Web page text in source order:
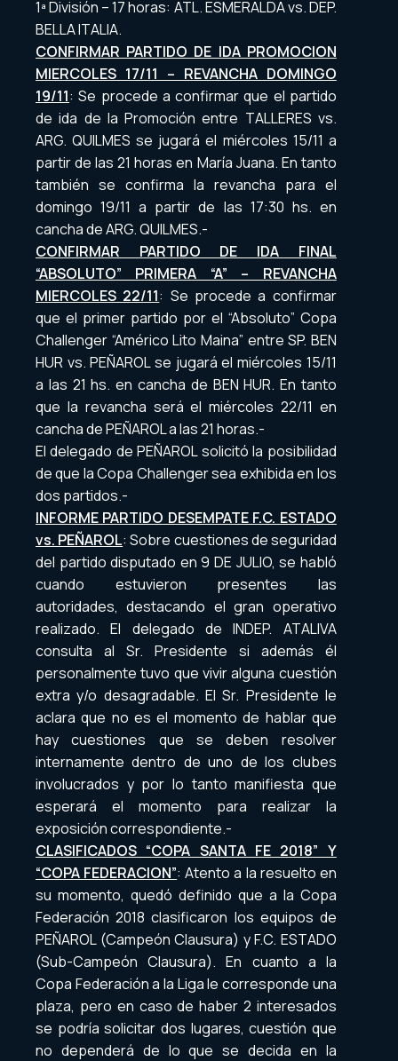
1ª División – 17 horas: ATL. ESMERALDA vs. DEP.
BELLA ITALIA.
CONFIRMAR PARTIDO DE IDA PROMOCION
MIERCOLES 17/11 – REVANCHA DOMINGO
19/11: Se procede a confirmar que el partido
de ida de la Promoción entre TALLERES vs.
ARG. QUILMES se jugará el miércoles 15/11 a
partir de las 21 horas en María Juana. En tanto
también se confirma la revancha para el
domingo 19/11 a partir de las 17:30 hs. en
cancha de ARG. QUILMES.-
CONFIRMAR PARTIDO DE IDA FINAL
“ABSOLUTO” PRIMERA “A” – REVANCHA
MIERCOLES 22/11: Se procede a confirmar
que el primer partido por el “Absoluto” Copa
Challenger “Américo Lito Maina” entre SP. BEN
HUR vs. PEÑAROL se jugará el miércoles 15/11
a las 21 hs. en cancha de BEN HUR. En tanto
que la revancha será el miércoles 22/11 en
cancha de PEÑAROL a las 21 horas.-
El delegado de PEÑAROL solicitó la posibilidad
de que la Copa Challenger sea exhibida en los
dos partidos.-
INFORME PARTIDO DESEMPATE F.C. ESTADO
vs. PEÑAROL: Sobre cuestiones de seguridad
del partido disputado en 9 DE JULIO, se habló
cuando estuvieron presentes las
autoridades, destacando el gran operativo
realizado. El delegado de INDEP. ATALIVA
consulta al Sr. Presidente si además él
personalmente tuvo que vivir alguna cuestión
extra y/o desagradable. El Sr. Presidente le
aclara que no es el momento de hablar que
hay cuestiones que se deben resolver
internamente dentro de uno de los clubes
involucrados y por lo tanto manifiesta que
esperará el momento para realizar la
exposición correspondiente.-
CLASIFICADOS “COPA SANTA FE 2018” Y
“COPA FEDERACION”: Atento a la resuelto en
su momento, quedó definido que a la Copa
Federación 2018 clasificaron los equipos de
PEÑAROL (Campeón Clausura) y F.C. ESTADO
(Sub-Campeón Clausura). En cuanto a la
Copa Federación a la Liga le corresponde una
plaza, pero en caso de haber 2 interesados
se podría solicitar dos lugares, cuestión que
no dependerá de lo que se decida en la